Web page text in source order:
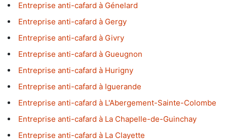
Entreprise anti-cafard à Génelard
Entreprise anti-cafard à Gergy
Entreprise anti-cafard à Givry
Entreprise anti-cafard à Gueugnon
Entreprise anti-cafard à Hurigny
Entreprise anti-cafard à Iguerande
Entreprise anti-cafard à L'Abergement-Sainte-Colombe
Entreprise anti-cafard à La Chapelle-de-Guinchay
Entreprise anti-cafard à La Clayette